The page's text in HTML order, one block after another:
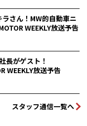
ラさん！MW的自動車ニ
WEEKLY放送予告
長がゲスト！
WEEKLY放送予告
スタッフ通信一覧へ